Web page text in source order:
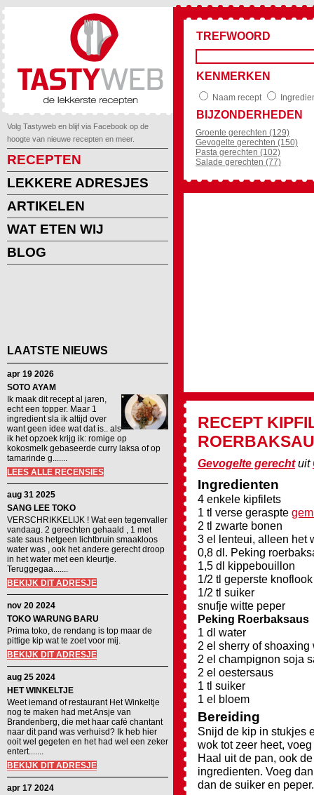
Volg Tastyweb en blijf via Facebook op de
hoogte van nieuwe recepten en meer.
RECEPTEN
LEKKERE ADRESJES
ARTIKELEN
WAT ETEN WIJ
BLOG
LAATSTE NIEUWS
apr 19 2026
SOTO AYAM
Ik maak dit recept al jaren,
echt een topper. Maar 1
ingredient sla ik altijd over
want geen idee wat dat is.. als
ik het opzoek krijg ik: romige op
kokosmelk gebaseerde curry laksa of op
tamarinde g.......
LEES ALLE RECENSIES
aug 31 2025
SANG LEE TOKO
VERSCHRIKKELIJK ! Wat een tegenvaller
vandaag. 2 gerechten gehaald , 1 met
sate saus hetgeen lichtbruin smaakloos
water was , ook het andere gerecht droop
in het water met een kleurtje.
Teruggegaa.......
BEKIJK DIT ADRESJE
nov 20 2024
TOKO WARUNG BARU
Prima toko, de rendang is top maar de
pittige kip wat te zoet voor mij.
BEKIJK DIT ADRESJE
aug 25 2024
HET WINKELTJE
Weet iemand of restaurant Het Winkeltje
nog te maken had met Ansje van
Brandenberg, die met haar café chantant
naar dit pand was verhuisd? Ik heb hier
ooit wel gegeten en het had wel een zeker
entert.......
BEKIJK DIT ADRESJE
apr 17 2024
TREFWOORD
KENMERKEN
Naam recept
BIJZONDERHEDEN
Groente gerechten (129)
Gevogelte gerechten (150)
Pasta gerechten (102)
Salade gerechten (77)
RECEPT
Gevogelte gerechtuit
Ingredienten
4 enkele kipfilets
1 tl verse geraspte
2 tl zwarte bonen
3 el lenteui, alleen het
0,8 dl. Peking
1,5 dl kippebouillon
1/2 tl geperste knoflook
1/2 tl suiker
snufje witte peper
Peking Roerbaksaus
1 dl water
2 el sherry of shoaxing
2 el champignon soja
2 el oestersaus
1 tl suiker
1 el bloem
Bereiding
Snijd de kip in stukjes
wok tot zeer heet,
Haal uit de pan, ook
ingredienten. Voeg
dan de suiker en